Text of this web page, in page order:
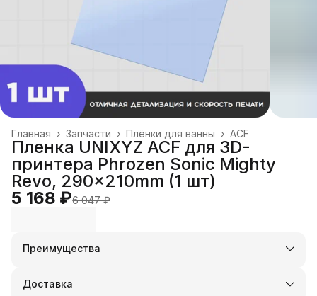
ACF
Плёнки для ванны ›
Запчасти ›
Главная ›
Пленка UNIXYZ ACF для 3D-
принтера Phrozen Sonic Mighty
Revo, 290x210mm (1 шт)
5 168 ₽6 047 ₽
Преимущества
Оплата частями в Сплит
Удобный возврат
Доставка